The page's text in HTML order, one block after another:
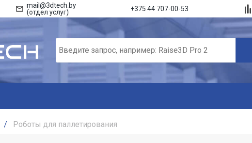
mail@3dtech.by
(отдел услуг)
+375 44 707-00-53
/ Роботы для паллетирования